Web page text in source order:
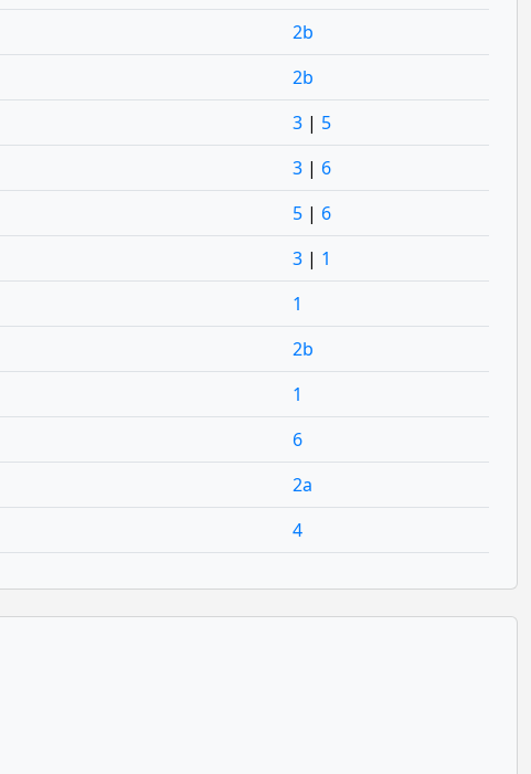
2b
2b
3| 5
3| 6
5| 6
3| 1
1
2b
1
6
2a
4